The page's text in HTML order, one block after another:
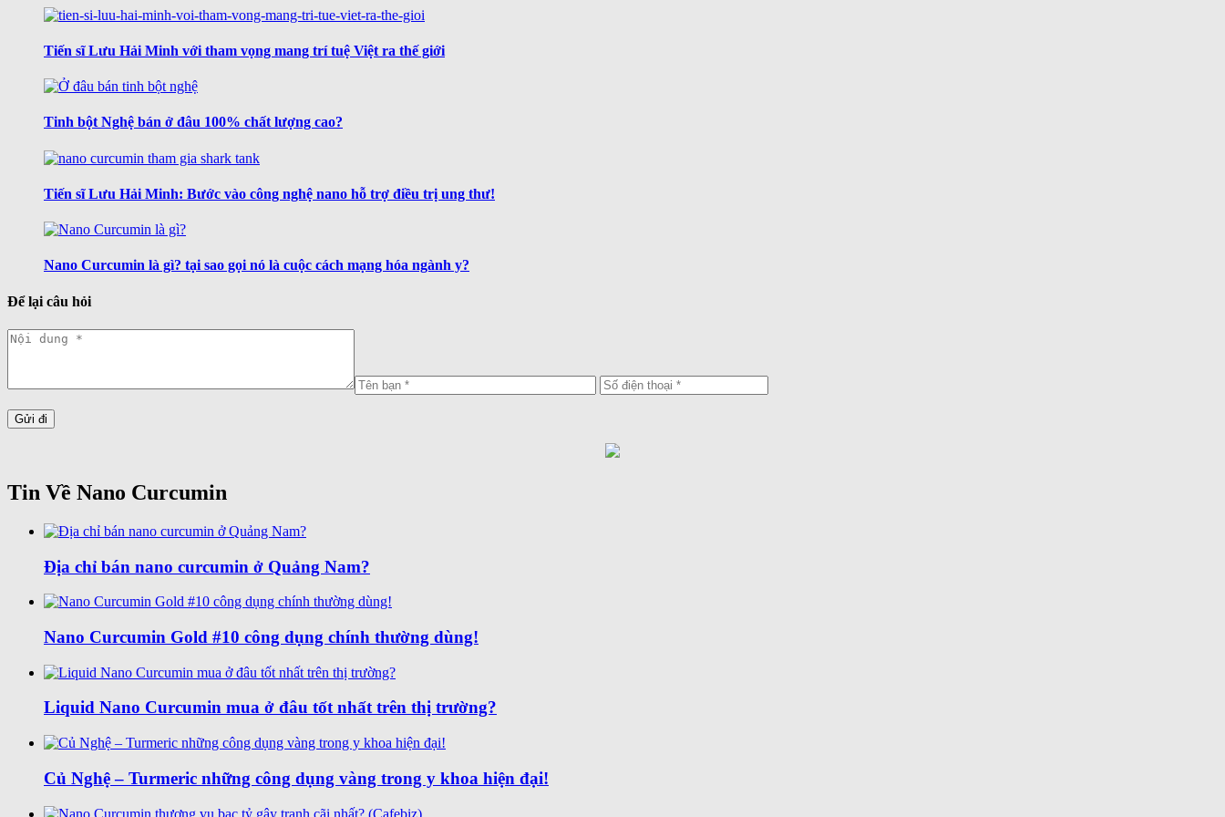
Tiến sĩ Lưu Hải Minh với tham vọng mang trí tuệ Việt ra thế giới
Tinh bột Nghệ bán ở đâu 100% chất lượng cao?
Tiến sĩ Lưu Hải Minh: Bước vào công nghệ nano hỗ trợ điều trị ung thư!
Nano Curcumin là gì? tại sao gọi nó là cuộc cách mạng hóa ngành y?
Để lại câu hỏi
Tin Về Nano Curcumin
Địa chỉ bán nano curcumin ở Quảng Nam?
Nano Curcumin Gold #10 công dụng chính thường dùng!
Liquid Nano Curcumin mua ở đâu tốt nhất trên thị trường?
Củ Nghệ – Turmeric những công dụng vàng trong y khoa hiện đại!